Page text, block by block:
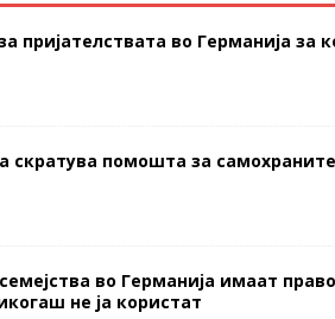
пријателствата во Германија за
скратува помошта за
во Германија имаат
не ја користат